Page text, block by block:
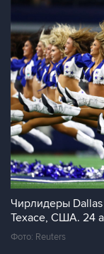
Чирлидеры
Техасе, США. 24
Фото: Reuters